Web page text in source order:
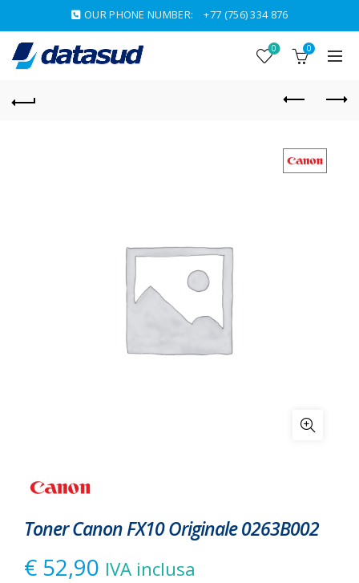
OUR PHONE NUMBER: +77 (756) 334 876
0 0
Toner Canon FX10 Originale 0263B002
€ 52,90 IVA inclusa